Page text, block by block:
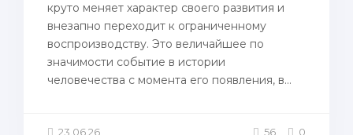
круто меняет характер своего развития и
внезапно переходит к ограниченному
воспроизводству. Это величайшее по
значимости событие в истории
человечества с момента его появления, в...
23.06.26 56 0